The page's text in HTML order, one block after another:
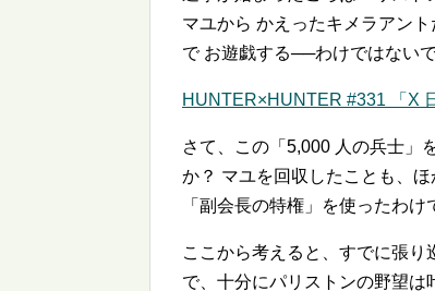
マユから かえったキメラアン
で お遊戯する──わけではないで
HUNTER×HUNTER #331 「X
さて、この「5,000 人の兵士」
か？ マユを回収したことも、
「副会長の特権」を使ったわけ
ここから考えると、すでに張
で、十分にパリストンの野望は